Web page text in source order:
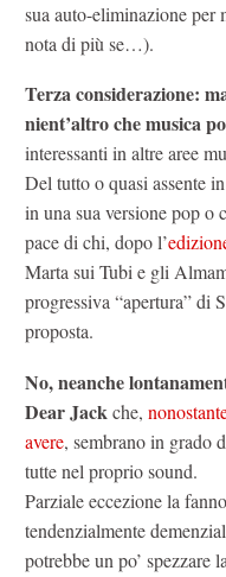
sua auto-eliminazione per
nota di più se…).
Terza considerazione:
nient’altro che musica
interessanti in altre aree
Del tutto o quasi assente
in una sua versione pop o
pace di chi, dopo l’
Marta sui Tubi e gli
progressiva “apertura” di
proposta.
No, neanche
Dear Jackche,
avere, sembrano in grado
tutte nel proprio sound.
Parziale eccezione la
tendenzialmente
potrebbe un po’ spezzare